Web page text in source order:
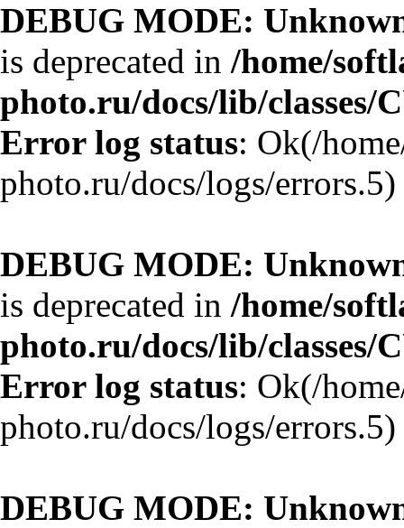
DEBUG MODE:
is deprecated in /home/
photo.ru/docs/lib/classes/
Error log status: Ok(/
photo.ru/docs/logs/errors.5)
DEBUG MODE:
is deprecated in /home/
photo.ru/docs/lib/classes/
Error log status: Ok(/
photo.ru/docs/logs/errors.5)
DEBUG MODE: